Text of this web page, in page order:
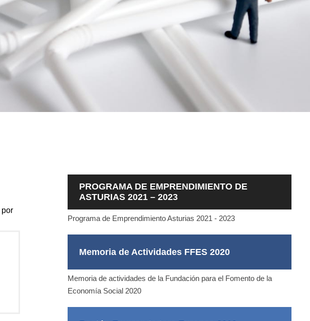
por
PROGRAMA DE EMPRENDIMIENTO DE
ASTURIAS 2021 – 2023
Programa de Emprendimiento Asturias 2021 - 2023
Memoria de Actividades FFES 2020
Memoria de actividades de la Fundación para el Fomento de la
Economía Social 2020